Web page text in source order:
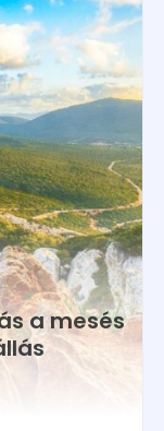
a mesés